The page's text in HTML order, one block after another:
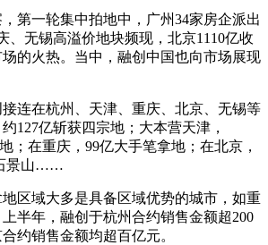
第一轮集中拍地中，广州34家房企派出
、无锡高溢价地块频现，北京1110亿收
的火热。当中，融创中国也向市场展现
连在杭州、天津、重庆、北京、无锡等
127亿斩获四宗地；大本营天津，
；在重庆，99亿大手笔拿地；在北京，
景山……
区域大多是具备区域优势的城市，如重
半年，融创于杭州合约销售金额超200
约销售金额均超百亿元。